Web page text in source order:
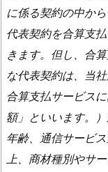
に係る契約の中か
代表契約を合算支
きます。但し、合
な代表契約は、当
合算支払サービス
額」といいます。
年齢、通信サービ
上、商材種別やサ